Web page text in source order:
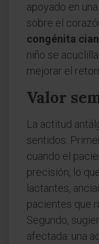
apoyado en
sobre el
congénita
niño se
mejorar el
Valor
La actitud
sentidos.
cuando el
precisión, lo
lactantes,
pacientes que
Segundo,
afectada: una